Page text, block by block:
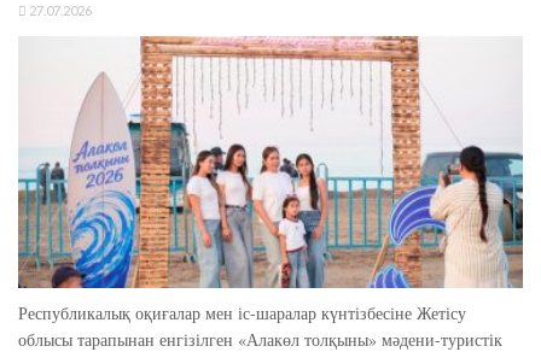
27.07.2026
Республикалық оқиғалар мен іс-шаралар күнтізбесіне Жетісу
облысы тарапынан енгізілген «Алакөл толқыны» мәдени-туристік